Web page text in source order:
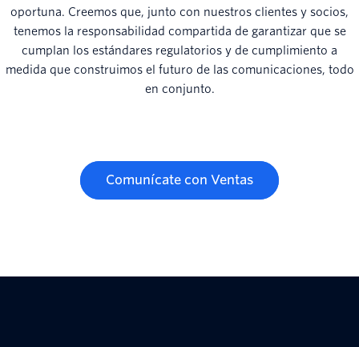
oportuna. Creemos que, junto con nuestros clientes y socios,
tenemos la responsabilidad compartida de garantizar que se
cumplan los estándares regulatorios y de cumplimiento a
medida que construimos el futuro de las comunicaciones, todo
en conjunto.
Comunícate con Ventas